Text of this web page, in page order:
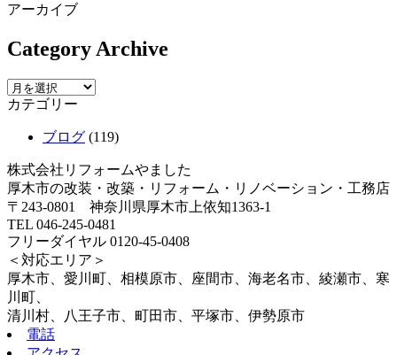
アーカイブ
Category Archive
カテゴリー
ブログ (119)
株式会社リフォームやました
厚木市の改装・改築・リフォーム・リノベーション・工務店
〒243-0801 神奈川県厚木市上依知1363-1
TEL 046-245-0481
フリーダイヤル 0120-45-0408
＜対応エリア＞
厚木市、愛川町、相模原市、座間市、海老名市、綾瀬市、寒
川町、
清川村、八王子市、町田市、平塚市、伊勢原市
電話